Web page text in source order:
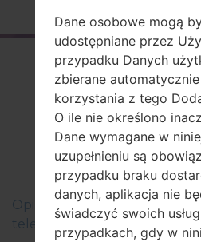
akaLG
Оpis regionów
telefonów LG
Dane osobowe mogą
udostępniane przez
przypadku Danych
zbierane
korzystania z tego
O ile nie określono
Dane wymagane w
uzupełnieniu są
przypadku braku
danych, aplikacja nie
świadczyć swoich
przypadkach, gdy w